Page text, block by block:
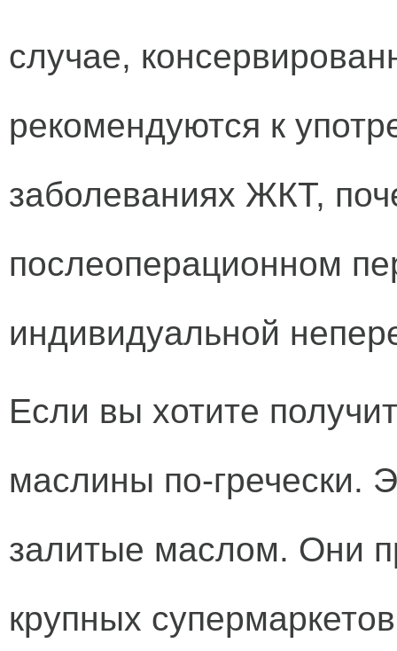
случае,
рекомендуются к
заболеваниях ЖКТ,
послеоперационном
индивидуальной
Если вы хотите
маслины по-гречески.
залитые маслом. Они
крупных